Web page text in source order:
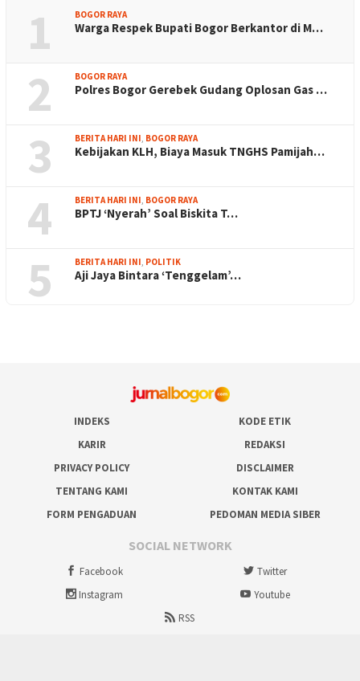
1 BOGOR RAYA
Warga Respek Bupati Bogor Berkantor di M…
2 BOGOR RAYA
Polres Bogor Gerebek Gudang Oplosan Gas …
3 BERITA HARI INI, BOGOR RAYA
Kebijakan KLH, Biaya Masuk TNGHS Pamijah…
4 BERITA HARI INI, BOGOR RAYA
BPTJ ‘Nyerah’ Soal Biskita T…
5 BERITA HARI INI, POLITIK
Aji Jaya Bintara ‘Tenggelam’…
INDEKS
KODE ETIK
KARIR
REDAKSI
PRIVACY POLICY
DISCLAIMER
TENTANG KAMI
KONTAK KAMI
FORM PENGADUAN
PEDOMAN MEDIA SIBER
SOCIAL NETWORK
Facebook
Twitter
Instagram
Youtube
RSS